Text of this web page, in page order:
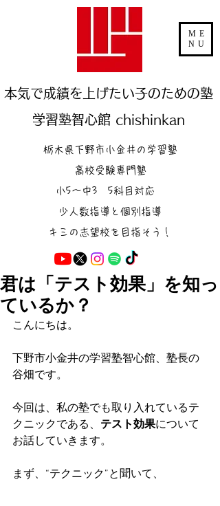
本気で成績を上げたい子のための塾
学習塾智心館 chishinkan
ME
NU
栃木県下野市小金井の学習塾
高校受験専門塾
小5～中3 5科目対応
少人数指導と個別指導
キミの志望校を目指そう！
君は「テスト効果」を知っ
ているか？
こんにちは。
下野市小金井の学習塾智心館、塾長の
谷畑です。
今回は、私の塾でも取り入れているテ
クニックである、 テスト効果について
お話していきます。
まず、“テクニック”と聞いて、